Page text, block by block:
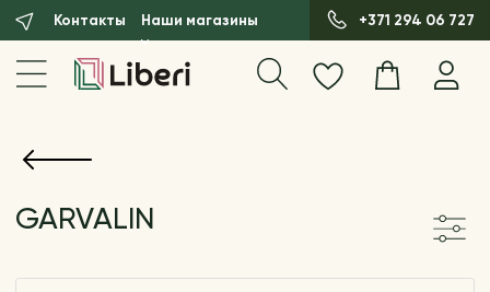
Контакты Наши магазины +371 294 06 727
GARVALIN